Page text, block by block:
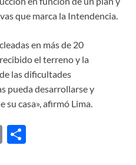
que marca la Intendencia.
en más de 20
el terreno y la
las dificultades
pueda desarrollarse y
su casa», afirmó Lima.
P